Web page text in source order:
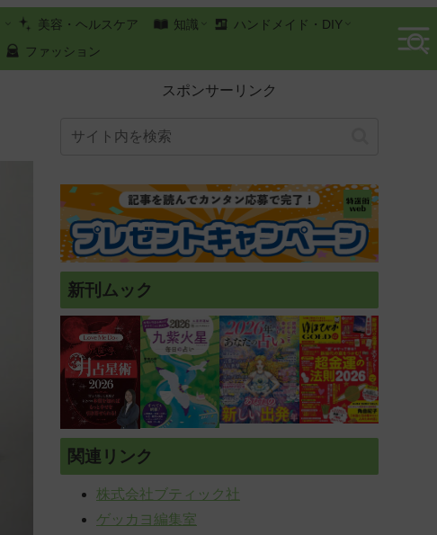
美容・ヘルスケア 知識
ハンドメイド・DIY
ファッション
スポンサーリンク
新刊ムック
関連リンク
株式会社ブティック社
ゲッカヨ編集室